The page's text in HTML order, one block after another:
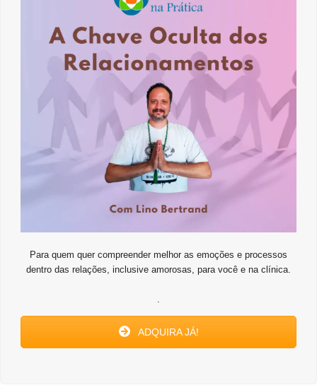
Para quem quer compreender melhor as emoções e processos
dentro das relações, inclusive amorosas, para você e na clínica.
ADQUIRA JÁ!